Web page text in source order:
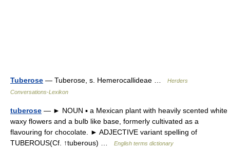
Tuberose — Tuberose, s. Hemerocallideae …
Herders
Conversations-Lexikon
tuberose — ► NOUN ▪ a Mexican plant with heavily scented white
waxy flowers and a bulb like base, formerly cultivated as a
flavouring for chocolate. ► ADJECTIVE variant spelling of
TUBEROUS(Cf. ↑tuberous) …
English terms dictionary